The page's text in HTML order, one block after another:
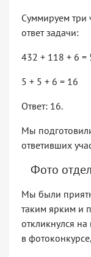
Суммируем три
ответ задачи:
432 + 118 + 6 =
5 + 5 + 6 = 16
Ответ: 16.
Мы
ответивших
Фото
Мы были
таким ярким и
откликнулся
в